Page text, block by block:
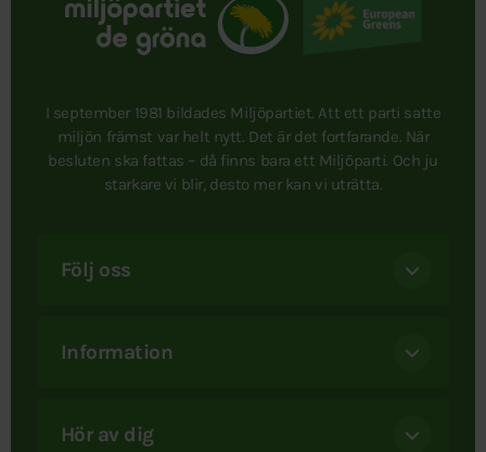
I september 1981 bildades Miljöpartiet. Att ett parti satte
miljön främst var helt nytt. Det är det fortfarande. När
besluten ska fattas – då finns bara ett Miljöparti. Och ju
starkare vi blir, desto mer kan vi uträtta.
Följ oss
Information
Hör av dig